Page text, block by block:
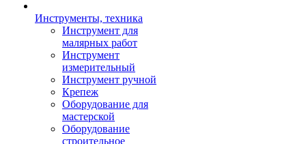
Инструменты, техника
Инструмент для
малярных работ
Инструмент
измерительный
Инструмент ручной
Крепеж
Оборудование для
мастерской
Оборудование
строительное